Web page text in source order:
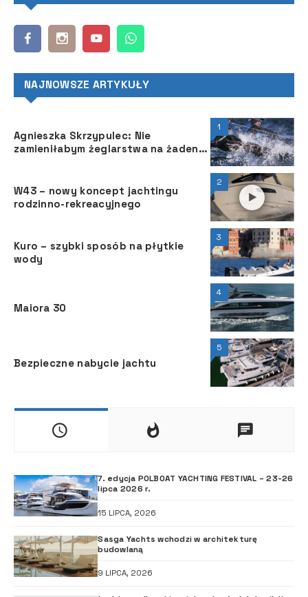
NAJNOWSZE ARTYKUŁY
1
Agnieszka Skrzypulec: Nie
zamieniłabym żeglarstwa na żaden
2
W43 – nowy koncept jachtingu
rodzinno-rekreacyjnego
3
Kuro – szybki sposób na płytkie
wody
4
Maiora 30
5
Bezpieczne nabycie jachtu
7. edycja POLBOAT YACHTING FESTIVAL – 23-26
lipca 2026 r.
15 LIPCA, 2026
Sasga Yachts wchodzi w architekturę
budowlaną
9 LIPCA, 2026